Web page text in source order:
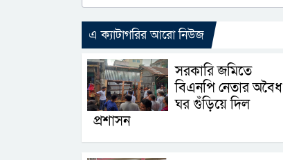
এ ক্যাটাগরির আরো নিউজ
সরকারি জমিতে
বিএনপি নেতার অবৈধ
ঘর গুঁড়িয়ে দিল
প্রশাসন